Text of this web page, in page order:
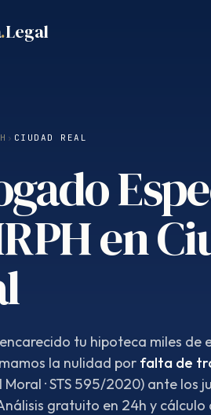
.Legal
› CIUDAD REAL
en
encarecido tu hipoteca miles
la nulidad por falta de
Moral · STS 595/2020) ante los
gratuito en 24h y